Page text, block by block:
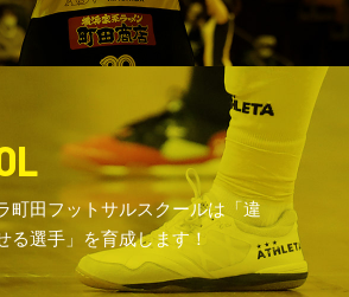
町田フットサルスクールは「違
る選手」を育成します！